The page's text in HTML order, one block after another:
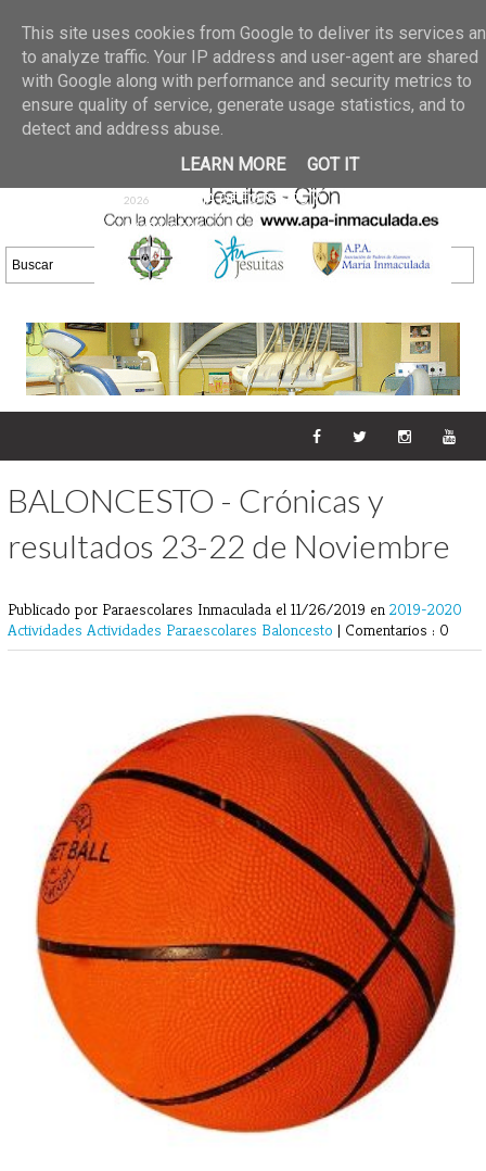
02 jun 2026
GALERIA DE FOTOS
30/05/2026
25 may 2026
GALERIA
DE FOTOS 23/05/2026
20 may
2026
GALERIA DE FOTOS
16/05/2026
DE FOTOS 09/05/2026
28 abr
2026
GALERIA DE FOTOS 25 Y
26/04/2026
BALONCESTO - Crónicas y
resultados 23-22 de Noviembre
Publicado por Paraescolares Inmaculada el 11/26/2019 en 2019-2020
Actividades Actividades Paraescolares Baloncesto | Comentarios : 0
This site uses cookies from Google to deliver its services
to analyze traffic. Your IP address and user-agent are shared
with Google along with performance and security metrics to
ensure quality of service, generate usage statistics, and to
detect and address abuse.
LEARN MORE
GOT IT